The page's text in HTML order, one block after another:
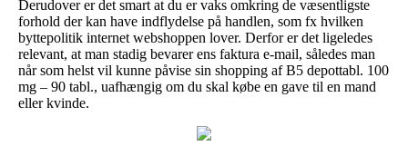
Derudover er det smart at du er vaks omkring de væsentligste
forhold der kan have indflydelse på handlen, som fx hvilken
byttepolitik internet webshoppen lover. Derfor er det ligeledes
relevant, at man stadig bevarer ens faktura e-mail, således man
når som helst vil kunne påvise sin shopping af B5 depottabl. 100
mg – 90 tabl., uafhængig om du skal købe en gave til en mand
eller kvinde.